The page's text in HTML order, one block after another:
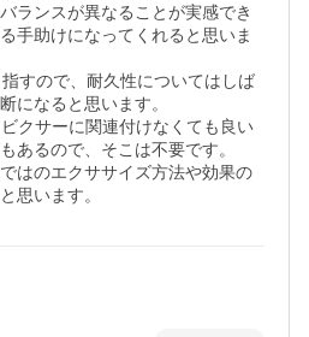
ランスが異なることが実感でき
手助けになってくれると思いま
すので、耐久性についてはしば
になると思います。
クサーに関連付けなくても良い
あるので、そこは不要です。
はのエクササイズ方法や効果の
思います。